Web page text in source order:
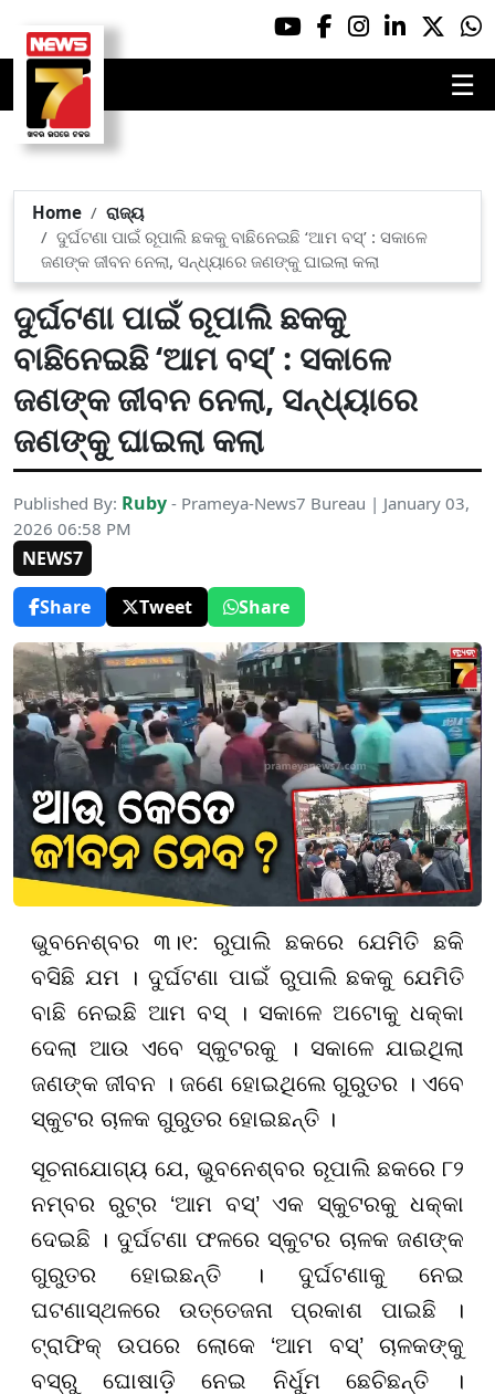
☰
Home
ରାଜ୍ୟ
ଦୁର୍ଘଟଣା ପାଇଁ ରୂପାଲି ଛକକୁ ବାଛିନେଇଛି ‘ଆମ ବସ୍’ : ସକାଳେ
ଜଣଙ୍କ ଜୀବନ ନେଲା, ସନ୍ଧ୍ୟାରେ ଜଣଙ୍କୁ ଘାଇଲା କଲା
ଦୁର୍ଘଟଣା ପାଇଁ ରୂପାଲି ଛକକୁ
ବାଛିନେଇଛି ‘ଆମ ବସ୍’ : ସକାଳେ
ଜଣଙ୍କ ଜୀବନ ନେଲା, ସନ୍ଧ୍ୟାରେ
ଜଣଙ୍କୁ ଘାଇଲା କଲା
Published By: Ruby - Prameya-News7 Bureau | January 03,
2026 06:58 PM
NEWS7
Share
Tweet Share
ଭୁବନେଶ୍ବର ୩।୧: ରୁପାଲି ଛକରେ ଯେମିତି ଛକି
ବସିଛି ଯମ । ଦୁର୍ଘଟଣା ପାଇଁ ରୁପାଲି ଛକକୁ ଯେମିତି
ବାଛି ନେଇଛି ଆମ ବସ୍ । ସକାଳେ ଅଟୋକୁ ଧକ୍କା
ଦେଲା ଆଉ ଏବେ ସ୍କୁଟରକୁ । ସକାଳେ ଯାଇଥିଲା
ଜଣଙ୍କ ଜୀବନ । ଜଣେ ହୋଇଥିଲେ ଗୁରୁତର । ଏବେ
ସ୍କୁଟର ଚାଳକ ଗୁରୁତର ହୋଇଛନ୍ତି ।
ସୂଚନାଯୋଗ୍ୟ ଯେ, ଭୁବନେଶ୍ବର ରୂପାଲି ଛକରେ ୮୨
ନମ୍ବର ରୁଟ୍‌ର ‘ଆମ ବସ୍’ ଏକ ସ୍କୁଟରକୁ ଧକ୍କା
ଦେଇଛି । ଦୁର୍ଘଟଣା ଫଳରେ ସ୍କୁଟର ଚାଳକ ଜଣଙ୍କ
ଗୁରୁତର ହୋଇଛନ୍ତି । ଦୁର୍ଘଟଣାକୁ ନେଇ
ଘଟଣାସ୍ଥଳରେ ଉତ୍ତେଜନା ପ୍ରକାଶ ପାଇଛି ।
ଟ୍ରାଫିକ୍ ଉପରେ ଲୋକେ ‘ଆମ ବସ୍’ ଚାଳକଙ୍କୁ
ବସ୍ରୁ ଘୋଷାଡ଼ି ନେଇ ନିର୍ଧୁମ ଛେଚିଛନ୍ତି ।